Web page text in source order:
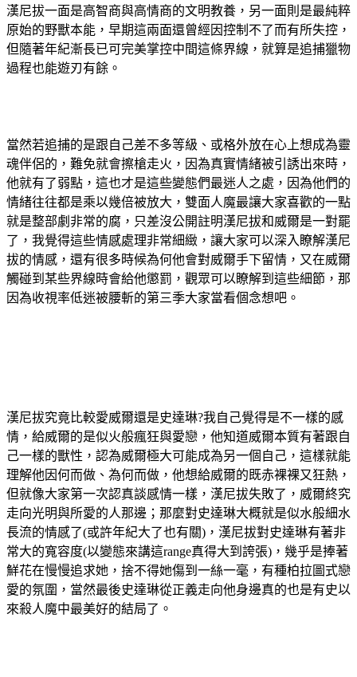
漢尼拔一面是高智商與高情商的文明教養，另一面則是最純粹
原始的野獸本能，早期這兩面還曾經因控制不了而有所失控，
但隨著年紀漸長已可完美掌控中間這條界線，就算是追捕獵物
過程也能遊刃有餘。
當然若追捕的是跟自己差不多等級、或格外放在心上想成為靈
魂伴侶的，難免就會擦槍走火，因為真實情緒被引誘出來時，
他就有了弱點，這也才是這些變態們最迷人之處，因為他們的
情緒往往都是乘以幾倍被放大，雙面人魔最讓大家喜歡的一點
就是整部劇非常的腐，只差沒公開註明漢尼拔和威爾是一對罷
了，我覺得這些情感處理非常細緻，讓大家可以深入瞭解漢尼
拔的情感，還有很多時候為何他會對威爾手下留情，又在威爾
觸碰到某些界線時會給他懲罰，觀眾可以瞭解到這些細節，那
因為收視率低迷被腰斬的第三季大家當看個念想吧。
漢尼拔究竟比較愛威爾還是史達琳?我自己覺得是不一樣的感
情，給威爾的是似火般瘋狂與愛戀，他知道威爾本質有著跟自
己一樣的獸性，認為威爾極大可能成為另一個自己，這樣就能
理解他因何而做、為何而做，他想給威爾的既赤裸裸又狂熱，
但就像大家第一次認真談感情一樣，漢尼拔失敗了，威爾終究
走向光明與所愛的人那邊；那麼對史達琳大概就是似水般細水
長流的情感了(或許年紀大了也有關)，漢尼拔對史達琳有著非
常大的寬容度(以變態來講這range真得大到誇張)，幾乎是捧著
鮮花在慢慢追求她，捨不得她傷到一絲一毫，有種柏拉圖式戀
愛的氛圍，當然最後史達琳從正義走向他身邊真的也是有史以
來殺人魔中最美好的結局了。